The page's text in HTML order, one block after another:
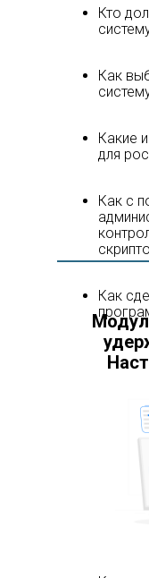
Кто
Как
Какие
для
Как с
Как